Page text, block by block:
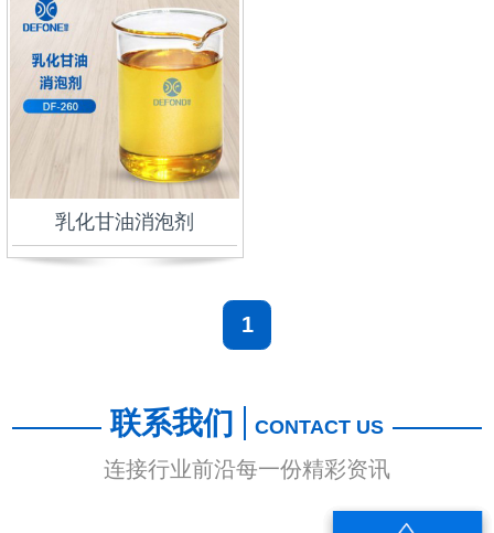
乳化甘油消泡剂
1
联系我们 CONTACT US
连接行业前沿每一份精彩资讯